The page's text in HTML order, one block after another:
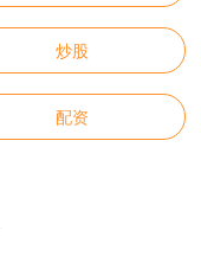
炒股
配资